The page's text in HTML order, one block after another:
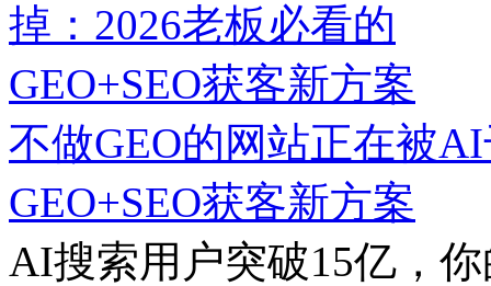
不做GEO的网站正在被
GEO+SEO获客新方案
AI搜索用户突破15亿，